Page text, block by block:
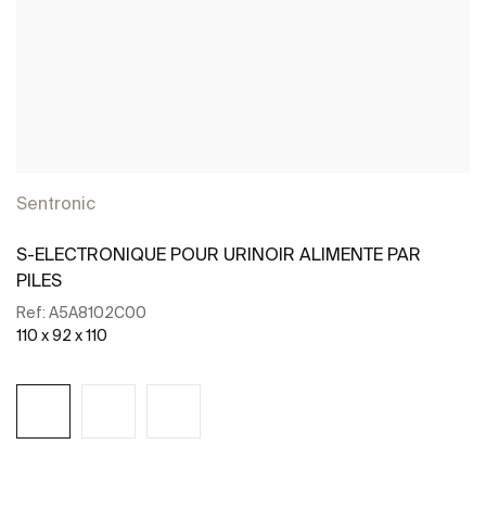
Sentronic
S-ELECTRONIQUE POUR URINOIR ALIMENTE PAR
PILES
Ref: A5A8102C00
110 x 92 x 110